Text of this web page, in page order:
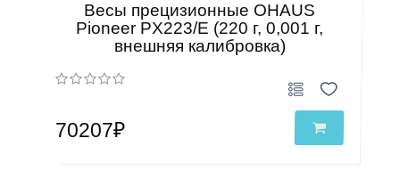
Весы прецизионные OHAUS
Pioneer PX223/E (220 г, 0,001 г,
внешняя калибровка)
70207₽